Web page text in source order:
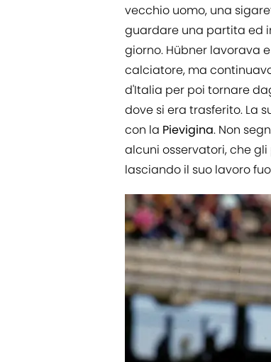
vecchio uomo, una
guardare una partita ed
giorno. Hübner lavorava
calciatore, ma
d'Italia per poi tornare
dove si era trasferito. La
con la Pievigina. Non
alcuni osservatori, che
lasciando il suo lavoro